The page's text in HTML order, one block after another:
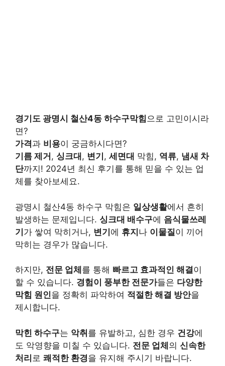
경기도 광명시 철산4동 하수구막힘으로 고민이시라
면?
가격과 비용이 궁금하시다면?
기름 제거 , 싱크대 , 변기 , 세면대 막힘, 역류, 냄새 차
단까지! 2024년 최신 후기를 통해 믿을 수 있는 업
체를 찾아보세요.
광명시 철산4동 하수구 막힘은 일상생활에서 흔히
발생하는 문제입니다. 싱크대 배수구에 음식물쓰레
기가 쌓여 막히거나, 변기에 휴지나 이물질이 끼어
막히는 경우가 많습니다.
하지만, 전문 업체 를 통해 빠르고 효과적인 해결이
할 수 있습니다. 경험이 풍부한 전문가들은 다양한
막힘 원인을 정확히 파악하여 적절한 해결 방안을
제시합니다.
막힌 하수구는 악취를 유발하고, 심한 경우 건강에
도 악영향을 미칠 수 있습니다. 전문 업체의 신속한
처리 로 쾌적한 환경을 유지해 주시기 바랍니다.